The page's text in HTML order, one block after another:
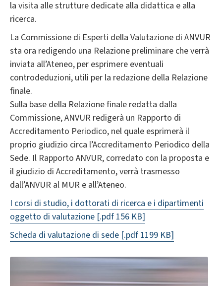
la visita alle strutture dedicate alla didattica e alla
ricerca.
La Commissione di Esperti della Valutazione di ANVUR
sta ora redigendo una Relazione preliminare che verrà
inviata all’Ateneo, per esprimere eventuali
controdeduzioni, utili per la redazione della Relazione
finale.
Sulla base della Relazione finale redatta dalla
Commissione, ANVUR redigerà un Rapporto di
Accreditamento Periodico, nel quale esprimerà il
proprio giudizio circa l’Accreditamento Periodico della
Sede. Il Rapporto ANVUR, corredato con la proposta e
il giudizio di Accreditamento, verrà trasmesso
dall’ANVUR al MUR e all’Ateneo.
I corsi di studio, i dottorati di ricerca e i dipartimenti
oggetto di valutazione [.pdf 156 KB]
Scheda di valutazione di sede [.pdf 1199 KB]